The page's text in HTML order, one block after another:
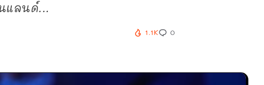
แลนด์...
1.1K 0